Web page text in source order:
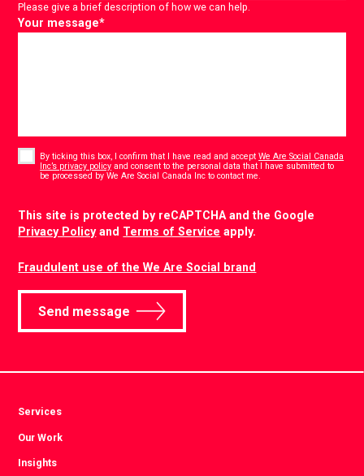
Please give a brief description of how we can help.
Your message*
By ticking this box, I confirm that I have read and acceptWe Are Social Canada
Inc’s privacy policy and consent to the personal data that I have submitted to
be processed by We Are Social Canada Inc to contact me.
This site is protected by reCAPTCHA and the Google
Privacy Policyand Terms of Service apply.
Fraudulent use of the We Are Social brand
Send message
Services
Our Work
Insights